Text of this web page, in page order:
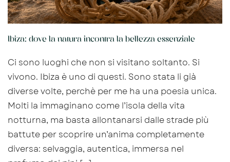
Ibiza: dove la natura incontra la bellezza essenziale
Ci sono luoghi che non si visitano soltanto. Si
vivono. Ibiza è uno di questi. Sono stata li già
diverse volte, perchè per me ha una poesia unica.
Molti la immaginano come l’isola della vita
notturna, ma basta allontanarsi dalle strade più
battute per scoprire un’anima completamente
diversa: selvaggia, autentica, immersa nel